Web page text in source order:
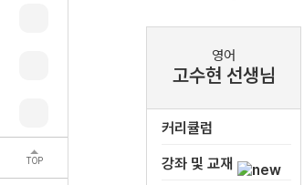
TOP
영어
고수현 선생님
커리큘럼
강좌 및 교재